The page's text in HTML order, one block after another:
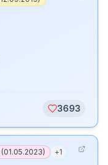
3693
(01.05.2023) +1